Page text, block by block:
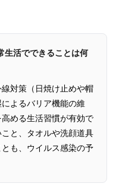
生活でできることは何
対策（日焼け止めや帽
よるバリア機能の維
める生活習慣が有効で
と、タオルや洗顔道具
も、ウイルス感染の予